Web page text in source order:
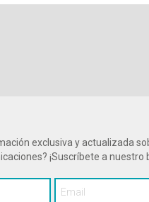
exclusiva y actualizada
¡Suscríbete a